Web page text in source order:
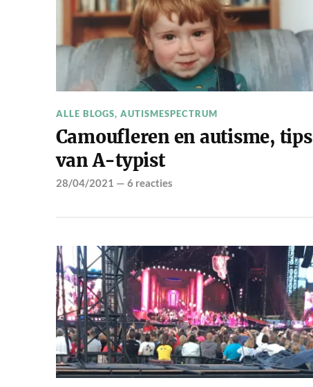
ALLE BLOGS, AUTISMESPECTRUM
Camoufleren en autisme, tips
van A-typist
28/04/2021 — 6 reacties